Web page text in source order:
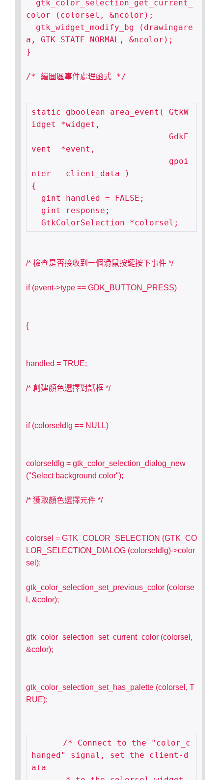
color (colorsel, &ncolor);
a, GTK_STATE_NORMAL, &ncolor);
}
/* 繪圖區事件處理函式 */
static gboolean area_event( GtkW
idget *widget,
vent  *event,
nter   client_data )
{
/* 檢查是否接收到一個滑鼠按鍵按下事件 */
if (event->type == GDK_BUTTON_PRESS)
{
handled = TRUE;
/* 創建顏色選擇對話框 */
if (colorseldlg == NULL)
colorseldlg = gtk_color_selection_dialog_new
("Select background color");
/* 獲取顏色選擇元件 */
colorsel = GTK_COLOR_SELECTION (GTK_CO
LOR_SELECTION_DIALOG (colorseldlg)->color
sel);
gtk_color_selection_set_previous_color (colorse
l, &color);
gtk_color_selection_set_current_color (colorsel,
&color);
gtk_color_selection_set_has_palette (colorsel, T
RUE);
/* Connect to the "color_c
hanged" signal, set the client-d
ata